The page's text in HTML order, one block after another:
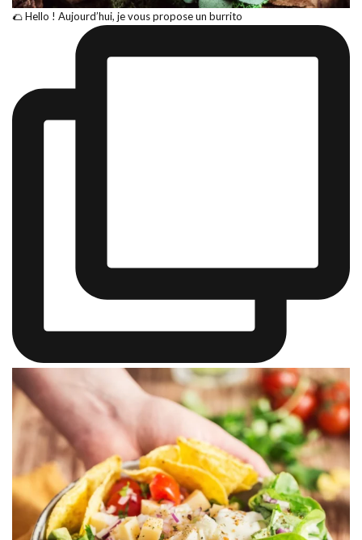
🌮 Hello ! Aujourd’hui, je vous propose un burrito